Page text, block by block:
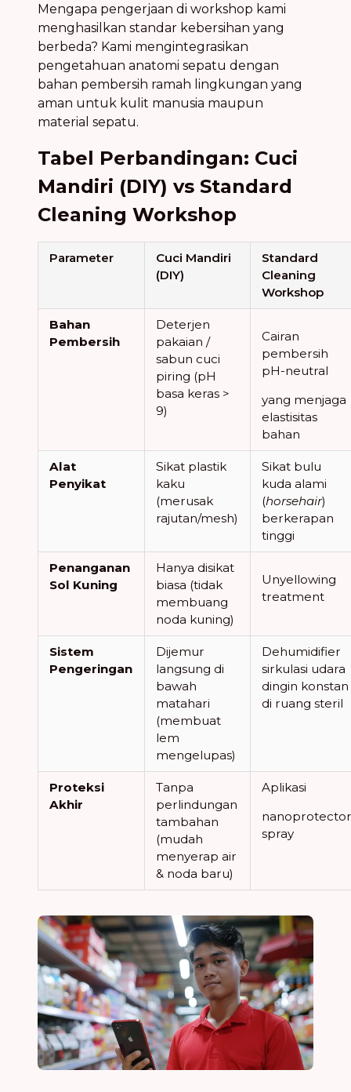
Mengapa pengerjaan di workshop kami
menghasilkan standar kebersihan yang
berbeda? Kami mengintegrasikan
pengetahuan anatomi sepatu dengan
bahan pembersih ramah lingkungan yang
aman untuk kulit manusia maupun
material sepatu.
Tabel Perbandingan: Cuci
Mandiri (DIY) vs Standard
Cleaning Workshop
Parameter
Cuci Mandiri
(DIY)
Standard
Cleaning
Workshop
Bahan
Pembersih
Deterjen
pakaian /
sabun cuci
piring (pH
basa keras >
9)
Cairan
pembersih
pH-neutral
yang menjaga
elastisitas
bahan
Alat
Penyikat
Sikat plastik
kaku
(merusak
rajutan/mesh)
Sikat bulu
kuda alami
(horsehair)
berkerapan
tinggi
Penanganan
Sol Kuning
Hanya disikat
biasa (tidak
membuang
noda kuning)
Unyellowing
treatment
Sistem
Pengeringan
Dijemur
langsung di
bawah
matahari
(membuat
lem
mengelupas)
Dehumidifier
sirkulasi udara
dingin konstan
di ruang steril
Proteksi
Akhir
Tanpa
perlindungan
tambahan
(mudah
menyerap air
& noda baru)
Aplikasi
spray